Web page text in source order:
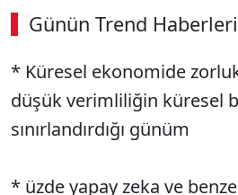
Günün Trend Haberleri
00:02 / 08:06
* Küresel ekonomide
düşük verimliliğin küresel
sınırlandırdığı günüm
* üzde yapay zeka ve